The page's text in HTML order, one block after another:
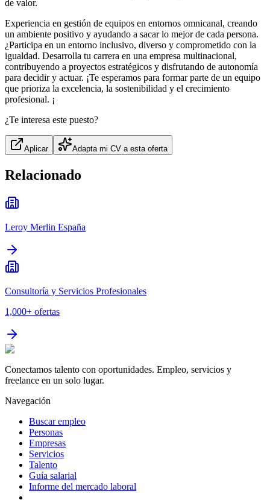
de valor.
Experiencia en gestión de equipos en entornos omnicanal, creando
un ambiente positivo y ayudando a sacar lo mejor de cada persona.
¿Participa en un entorno inclusivo, diverso y comprometido con la
igualdad. Desarrolla tu carrera en una empresa multinacional,
contribuyendo a proyectos estratégicos y disfrutando de autonomía
para decidir y actuar. ¡Te esperamos para formar parte de un equipo
que prioriza la excelencia, la sostenibilidad y el crecimiento
profesional. ¡
¿Te interesa este puesto?
Aplicar Adapta mi CV a esta oferta
Relacionado
Leroy Merlin España
Consultoría y Servicios Profesionales
1,000+ ofertas
Conectamos talento con oportunidades. Empleo, servicios y
freelance en un solo lugar.
Navegación
Buscar empleo
Personas
Empresas
Servicios
Talento
Guía salarial
Informe del mercado laboral